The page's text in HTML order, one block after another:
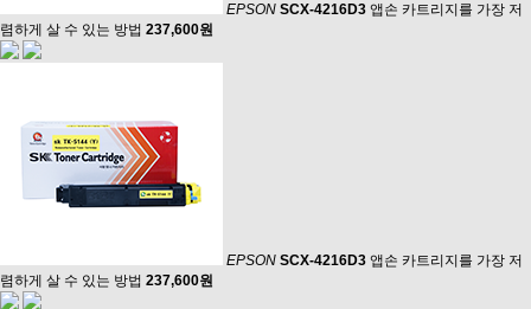
EPSON SCX-4216D3 앱손 카트리지를 가장 저
렴하게 살 수 있는 방법 237,600원
EPSON SCX-4216D3 앱손 카트리지를 가장 저
렴하게 살 수 있는 방법 237,600원